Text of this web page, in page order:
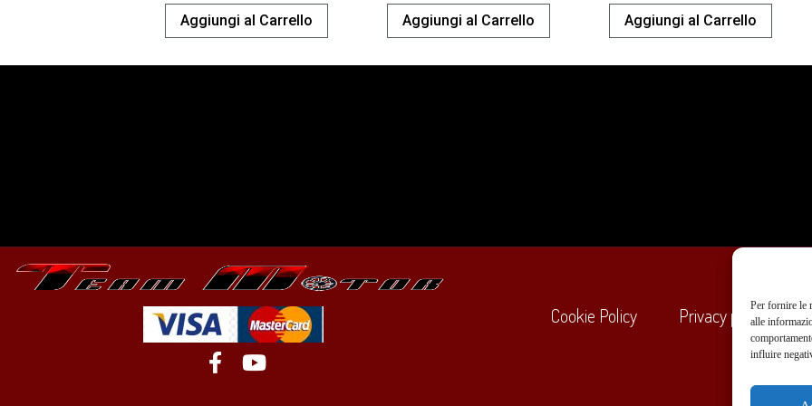
Per fornire le
alle
influire
Aggiungi al Carrello Aggiungi al Carrello Aggiungi al Carrello
Cookie Policy Privacy policy